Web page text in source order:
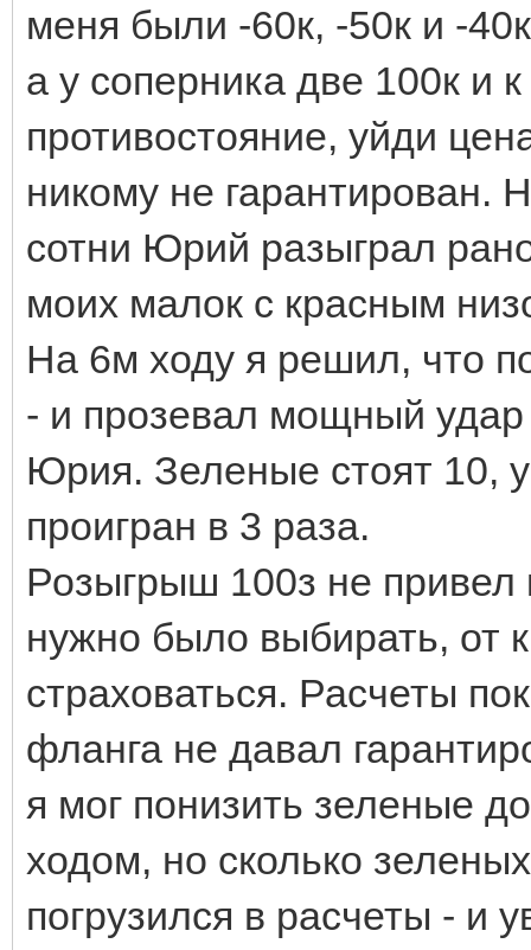
меня были -60к, -50к и -
а у соперника две 100к и
противостояние, уйди
никому не гарантирован.
сотни Юрий разыграл
моих малок с красным
На 6м ходу я решил, что
- и прозевал мощный
Юрия. Зеленые стоят 10,
проигран в 3 раза.
Розыгрыш 100з не привел
нужно было выбирать, от
страховаться. Расчеты
фланга не давал
я мог понизить зеленые
ходом, но сколько
погрузился в расчеты - и